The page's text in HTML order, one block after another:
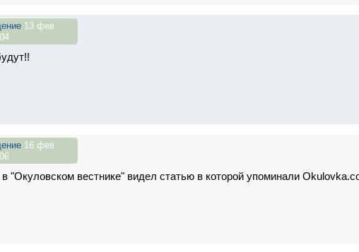
13 фев
16 фев
в "Окуловском вестнике" видел статью в которой упоминали